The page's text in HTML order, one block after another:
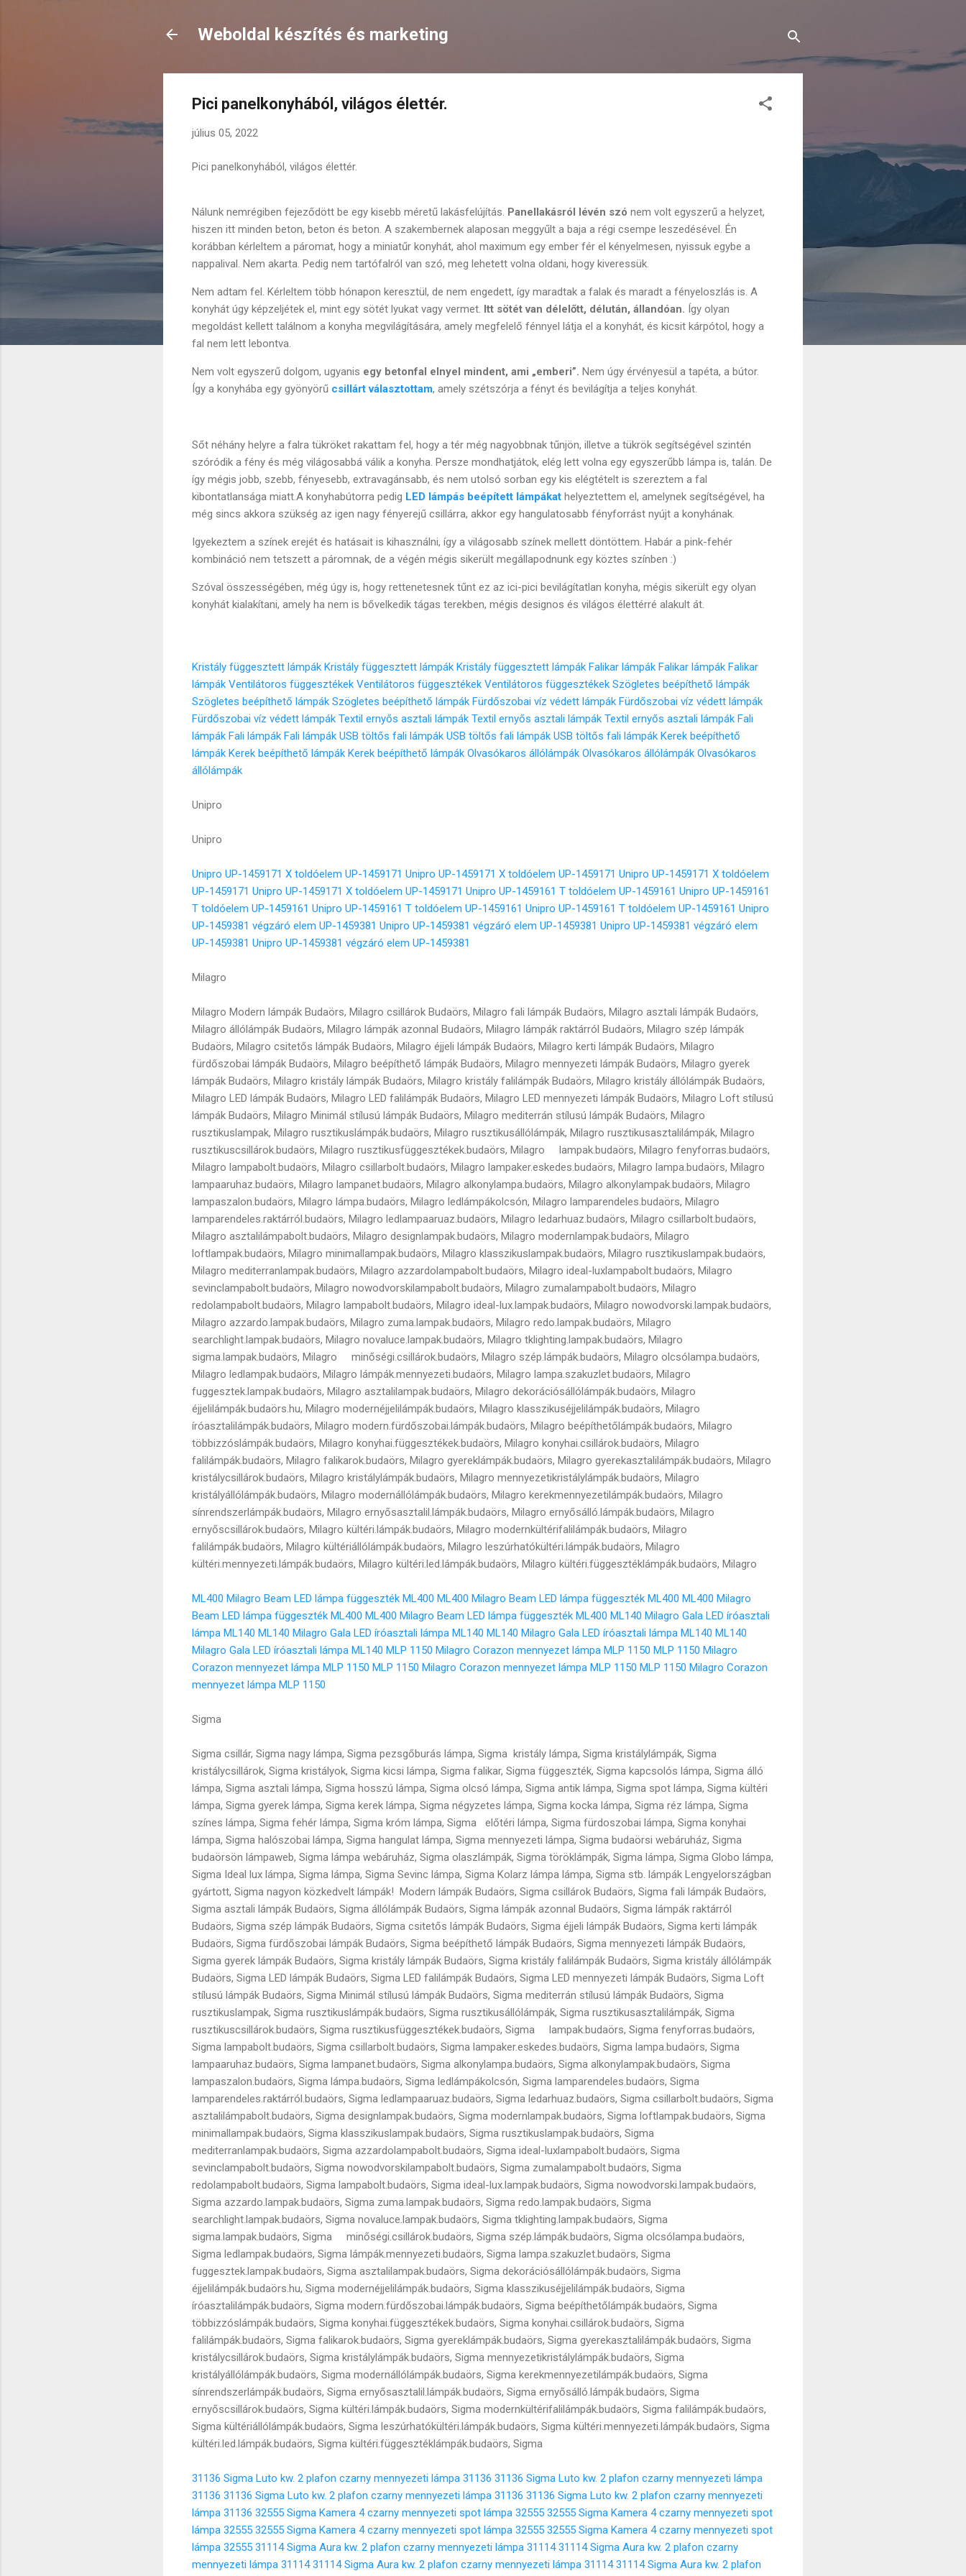
Weboldal készítés és marketing
Pici panelkonyhából, világos élettér.
július 05, 2022
Pici panelkonyhából, világos élettér.
Nálunk nemrégiben fejeződött be egy kisebb méretű lakásfelújítás. Panellakásról lévén szó nem volt egyszerű a helyzet,
hiszen itt minden beton, beton és beton. A szakembernek alaposan meggyűlt a baja a régi csempe leszedésével. Én
korábban kérleltem a páromat, hogy a miniatűr konyhát, ahol maximum egy ember fér el kényelmesen, nyissuk egybe a
nappalival. Nem akarta. Pedig nem tartófalról van szó, meg lehetett volna oldani, hogy kiveressük.
Nem adtam fel. Kérleltem több hónapon keresztül, de nem engedett, így maradtak a falak és maradt a fényeloszlás is. A
konyhát úgy képzeljétek el, mint egy sötét lyukat vagy vermet. Itt sötét van délelőtt, délután, állandóan. Így olyan
megoldást kellett találnom a konyha megvilágítására, amely megfelelő fénnyel látja el a konyhát, és kicsit kárpótol, hogy a
fal nem lett lebontva.
Nem volt egyszerű dolgom, ugyanis egy betonfal elnyel mindent, ami „emberi”. Nem úgy érvényesül a tapéta, a bútor.
Így a konyhába egy gyönyörű csillárt választottam, amely szétszórja a fényt és bevilágítja a teljes konyhát.
Sőt néhány helyre a falra tükröket rakattam fel, hogy a tér még nagyobbnak tűnjön, illetve a tükrök segítségével szintén
szóródik a fény és még világosabbá válik a konyha. Persze mondhatjátok, elég lett volna egy egyszerűbb lámpa is, talán. De
így mégis jobb, szebb, fényesebb, extravagánsabb, és nem utolsó sorban egy kis elégtételt is szereztem a fal
kibontatlansága miatt.A konyhabútorra pedig LED lámpás beépített lámpákat helyeztettem el, amelynek segítségével, ha
még sincs akkora szükség az igen nagy fényerejű csillárra, akkor egy hangulatosabb fényforrást nyújt a konyhának.
Igyekeztem a színek erejét és hatásait is kihasználni, így a világosabb színek mellett döntöttem. Habár a pink-fehér
kombináció nem tetszett a páromnak, de a végén mégis sikerült megállapodnunk egy köztes színben :)
Szóval összességében, még úgy is, hogy rettenetesnek tűnt ez az ici-pici bevilágítatlan konyha, mégis sikerült egy olyan
konyhát kialakítani, amely ha nem is bővelkedik tágas terekben, mégis designos és világos élettérré alakult át.
Kristály függesztett lámpák Kristály függesztett lámpák Kristály függesztett lámpák Falikar lámpák Falikar lámpák Falikar
lámpák Ventilátoros függesztékek Ventilátoros függesztékek Ventilátoros függesztékek Szögletes beépíthető lámpák
Szögletes beépíthető lámpák Szögletes beépíthető lámpák Fürdőszobai víz védett lámpák Fürdőszobai víz védett lámpák
Fürdőszobai víz védett lámpák Textil ernyős asztali lámpák Textil ernyős asztali lámpák Textil ernyős asztali lámpák Fali
lámpák Fali lámpák Fali lámpák USB töltős fali lámpák USB töltős fali lámpák USB töltős fali lámpák Kerek beépíthető
lámpák Kerek beépíthető lámpák Kerek beépíthető lámpák Olvasókaros állólámpák Olvasókaros állólámpák Olvasókaros
állólámpák
Unipro
Unipro
Unipro UP-1459171 X toldóelem UP-1459171 Unipro UP-1459171 X toldóelem UP-1459171 Unipro UP-1459171 X toldóelem
UP-1459171 Unipro UP-1459171 X toldóelem UP-1459171 Unipro UP-1459161 T toldóelem UP-1459161 Unipro UP-1459161
T toldóelem UP-1459161 Unipro UP-1459161 T toldóelem UP-1459161 Unipro UP-1459161 T toldóelem UP-1459161 Unipro
UP-1459381 végzáró elem UP-1459381 Unipro UP-1459381 végzáró elem UP-1459381 Unipro UP-1459381 végzáró elem
UP-1459381 Unipro UP-1459381 végzáró elem UP-1459381
Milagro
Milagro Modern lámpák Budaörs, Milagro csillárok Budaörs, Milagro fali lámpák Budaörs, Milagro asztali lámpák Budaörs,
Milagro állólámpák Budaörs, Milagro lámpák azonnal Budaörs, Milagro lámpák raktárról Budaörs, Milagro szép lámpák
Budaörs, Milagro csitetős lámpák Budaörs, Milagro éjjeli lámpák Budaörs, Milagro kerti lámpák Budaörs, Milagro
fürdőszobai lámpák Budaörs, Milagro beépíthető lámpák Budaörs, Milagro mennyezeti lámpák Budaörs, Milagro gyerek
lámpák Budaörs, Milagro kristály lámpák Budaörs, Milagro kristály falilámpák Budaörs, Milagro kristály állólámpák Budaörs,
Milagro LED lámpák Budaörs, Milagro LED falilámpák Budaörs, Milagro LED mennyezeti lámpák Budaörs, Milagro Loft stílusú
lámpák Budaörs, Milagro Minimál stílusú lámpák Budaörs, Milagro mediterrán stílusú lámpák Budaörs, Milagro
rusztikuslampak, Milagro rusztikuslámpák.budaörs, Milagro rusztikusállólámpák, Milagro rusztikusasztalilámpák, Milagro
rusztikuscsillárok.budaörs, Milagro rusztikusfüggesztékek.budaörs, Milagro lampak.budaörs, Milagro fenyforras.budaörs,
Milagro lampabolt.budaörs, Milagro csillarbolt.budaörs, Milagro lampaker.eskedes.budaörs, Milagro lampa.budaörs, Milagro
lampaaruhaz.budaörs, Milagro lampanet.budaörs, Milagro alkonylampa.budaörs, Milagro alkonylampak.budaörs, Milagro
lampaszalon.budaörs, Milagro lámpa.budaörs, Milagro ledlámpákolcsón, Milagro lamparendeles.budaörs, Milagro
lamparendeles.raktárról.budaörs, Milagro ledlampaaruaz.budaörs, Milagro ledarhuaz.budaörs, Milagro csillarbolt.budaörs,
Milagro asztalilámpabolt.budaörs, Milagro designlampak.budaörs, Milagro modernlampak.budaörs, Milagro
loftlampak.budaörs, Milagro minimallampak.budaörs, Milagro klasszikuslampak.budaörs, Milagro rusztikuslampak.budaörs,
Milagro mediterranlampak.budaörs, Milagro azzardolampabolt.budaörs, Milagro ideal-luxlampabolt.budaörs, Milagro
sevinclampabolt.budaörs, Milagro nowodvorskilampabolt.budaörs, Milagro zumalampabolt.budaörs, Milagro
redolampabolt.budaörs, Milagro lampabolt.budaörs, Milagro ideal-lux.lampak.budaörs, Milagro nowodvorski.lampak.budaörs,
Milagro azzardo.lampak.budaörs, Milagro zuma.lampak.budaörs, Milagro redo.lampak.budaörs, Milagro
searchlight.lampak.budaörs, Milagro novaluce.lampak.budaörs, Milagro tklighting.lampak.budaörs, Milagro
sigma.lampak.budaörs, Milagro minőségi.csillárok.budaörs, Milagro szép.lámpák.budaörs, Milagro olcsólampa.budaörs,
Milagro ledlampak.budaörs, Milagro lámpák.mennyezeti.budaörs, Milagro lampa.szakuzlet.budaörs, Milagro
fuggesztek.lampak.budaörs, Milagro asztalilampak.budaörs, Milagro dekorációsállólámpák.budaörs, Milagro
éjjelilámpák.budaörs.hu, Milagro modernéjjelilámpák.budaörs, Milagro klasszikuséjjelilámpák.budaörs, Milagro
íróasztalilámpák.budaörs, Milagro modern.fürdőszobai.lámpák.budaörs, Milagro beépíthetőlámpák.budaörs, Milagro
többizzóslámpák.budaörs, Milagro konyhai.függesztékek.budaörs, Milagro konyhai.csillárok.budaörs, Milagro
falilámpák.budaörs, Milagro falikarok.budaörs, Milagro gyereklámpák.budaörs, Milagro gyerekasztalilámpák.budaörs, Milagro
kristálycsillárok.budaörs, Milagro kristálylámpák.budaörs, Milagro mennyezetikristálylámpák.budaörs, Milagro
kristályállólámpák.budaörs, Milagro modernállólámpák.budaörs, Milagro kerekmennyezetilámpák.budaörs, Milagro
sínrendszerlámpák.budaörs, Milagro ernyősasztalil.lámpák.budaörs, Milagro ernyősálló.lámpák.budaörs, Milagro
ernyőscsillárok.budaörs, Milagro kültéri.lámpák.budaörs, Milagro modernkültérifalilámpák.budaörs, Milagro
falilámpák.budaörs, Milagro kültériállólámpák.budaörs, Milagro leszúrhatókültéri.lámpák.budaörs, Milagro
kültéri.mennyezeti.lámpák.budaörs, Milagro kültéri.led.lámpák.budaörs, Milagro kültéri.függesztéklámpák.budaörs, Milagro
ML400 Milagro Beam LED lámpa függeszték ML400 ML400 Milagro Beam LED lámpa függeszték ML400 ML400 Milagro
Beam LED lámpa függeszték ML400 ML400 Milagro Beam LED lámpa függeszték ML400 ML140 Milagro Gala LED íróasztali
lámpa ML140 ML140 Milagro Gala LED íróasztali lámpa ML140 ML140 Milagro Gala LED íróasztali lámpa ML140 ML140
Milagro Gala LED íróasztali lámpa ML140 MLP 1150 Milagro Corazon mennyezet lámpa MLP 1150 MLP 1150 Milagro
Corazon mennyezet lámpa MLP 1150 MLP 1150 Milagro Corazon mennyezet lámpa MLP 1150 MLP 1150 Milagro Corazon
mennyezet lámpa MLP 1150
Sigma
Sigma csillár, Sigma nagy lámpa, Sigma pezsgőburás lámpa, Sigma kristály lámpa, Sigma kristálylámpák, Sigma
kristálycsillárok, Sigma kristályok, Sigma kicsi lámpa, Sigma falikar, Sigma függeszték, Sigma kapcsolós lámpa, Sigma álló
lámpa, Sigma asztali lámpa, Sigma hosszú lámpa, Sigma olcsó lámpa, Sigma antik lámpa, Sigma spot lámpa, Sigma kültéri
lámpa, Sigma gyerek lámpa, Sigma kerek lámpa, Sigma négyzetes lámpa, Sigma kocka lámpa, Sigma réz lámpa, Sigma
színes lámpa, Sigma fehér lámpa, Sigma króm lámpa, Sigma előtéri lámpa, Sigma fürdoszobai lámpa, Sigma konyhai
lámpa, Sigma halószobai lámpa, Sigma hangulat lámpa, Sigma mennyezeti lámpa, Sigma budaörsi webáruház, Sigma
budaörsön lámpaweb, Sigma lámpa webáruház, Sigma olaszlámpák, Sigma töröklámpák, Sigma lámpa, Sigma Globo lámpa,
Sigma Ideal lux lámpa, Sigma lámpa, Sigma Sevinc lámpa, Sigma Kolarz lámpa lámpa, Sigma stb. lámpák Lengyelországban
gyártott, Sigma nagyon közkedvelt lámpák! Modern lámpák Budaörs, Sigma csillárok Budaörs, Sigma fali lámpák Budaörs,
Sigma asztali lámpák Budaörs, Sigma állólámpák Budaörs, Sigma lámpák azonnal Budaörs, Sigma lámpák raktárról
Budaörs, Sigma szép lámpák Budaörs, Sigma csitetős lámpák Budaörs, Sigma éjjeli lámpák Budaörs, Sigma kerti lámpák
Budaörs, Sigma fürdőszobai lámpák Budaörs, Sigma beépíthető lámpák Budaörs, Sigma mennyezeti lámpák Budaörs,
Sigma gyerek lámpák Budaörs, Sigma kristály lámpák Budaörs, Sigma kristály falilámpák Budaörs, Sigma kristály állólámpák
Budaörs, Sigma LED lámpák Budaörs, Sigma LED falilámpák Budaörs, Sigma LED mennyezeti lámpák Budaörs, Sigma Loft
stílusú lámpák Budaörs, Sigma Minimál stílusú lámpák Budaörs, Sigma mediterrán stílusú lámpák Budaörs, Sigma
rusztikuslampak, Sigma rusztikuslámpák.budaörs, Sigma rusztikusállólámpák, Sigma rusztikusasztalilámpák, Sigma
rusztikuscsillárok.budaörs, Sigma rusztikusfüggesztékek.budaörs, Sigma lampak.budaörs, Sigma fenyforras.budaörs,
Sigma lampabolt.budaörs, Sigma csillarbolt.budaörs, Sigma lampaker.eskedes.budaörs, Sigma lampa.budaörs, Sigma
lampaaruhaz.budaörs, Sigma lampanet.budaörs, Sigma alkonylampa.budaörs, Sigma alkonylampak.budaörs, Sigma
lampaszalon.budaörs, Sigma lámpa.budaörs, Sigma ledlámpákolcsón, Sigma lamparendeles.budaörs, Sigma
lamparendeles.raktárról.budaörs, Sigma ledlampaaruaz.budaörs, Sigma ledarhuaz.budaörs, Sigma csillarbolt.budaörs, Sigma
asztalilámpabolt.budaörs, Sigma designlampak.budaörs, Sigma modernlampak.budaörs, Sigma loftlampak.budaörs, Sigma
minimallampak.budaörs, Sigma klasszikuslampak.budaörs, Sigma rusztikuslampak.budaörs, Sigma
mediterranlampak.budaörs, Sigma azzardolampabolt.budaörs, Sigma ideal-luxlampabolt.budaörs, Sigma
sevinclampabolt.budaörs, Sigma nowodvorskilampabolt.budaörs, Sigma zumalampabolt.budaörs, Sigma
redolampabolt.budaörs, Sigma lampabolt.budaörs, Sigma ideal-lux.lampak.budaörs, Sigma nowodvorski.lampak.budaörs,
Sigma azzardo.lampak.budaörs, Sigma zuma.lampak.budaörs, Sigma redo.lampak.budaörs, Sigma
searchlight.lampak.budaörs, Sigma novaluce.lampak.budaörs, Sigma tklighting.lampak.budaörs, Sigma
sigma.lampak.budaörs, Sigma minőségi.csillárok.budaörs, Sigma szép.lámpák.budaörs, Sigma olcsólampa.budaörs,
Sigma ledlampak.budaörs, Sigma lámpák.mennyezeti.budaörs, Sigma lampa.szakuzlet.budaörs, Sigma
fuggesztek.lampak.budaörs, Sigma asztalilampak.budaörs, Sigma dekorációsállólámpák.budaörs, Sigma
éjjelilámpák.budaörs.hu, Sigma modernéjjelilámpák.budaörs, Sigma klasszikuséjjelilámpák.budaörs, Sigma
íróasztalilámpák.budaörs, Sigma modern.fürdőszobai.lámpák.budaörs, Sigma beépíthetőlámpák.budaörs, Sigma
többizzóslámpák.budaörs, Sigma konyhai.függesztékek.budaörs, Sigma konyhai.csillárok.budaörs, Sigma
falilámpák.budaörs, Sigma falikarok.budaörs, Sigma gyereklámpák.budaörs, Sigma gyerekasztalilámpák.budaörs, Sigma
kristálycsillárok.budaörs, Sigma kristálylámpák.budaörs, Sigma mennyezetikristálylámpák.budaörs, Sigma
kristályállólámpák.budaörs, Sigma modernállólámpák.budaörs, Sigma kerekmennyezetilámpák.budaörs, Sigma
sínrendszerlámpák.budaörs, Sigma ernyősasztalil.lámpák.budaörs, Sigma ernyősálló.lámpák.budaörs, Sigma
ernyőscsillárok.budaörs, Sigma kültéri.lámpák.budaörs, Sigma modernkültérifalilámpák.budaörs, Sigma falilámpák.budaörs,
Sigma kültériállólámpák.budaörs, Sigma leszúrhatókültéri.lámpák.budaörs, Sigma kültéri.mennyezeti.lámpák.budaörs, Sigma
kültéri.led.lámpák.budaörs, Sigma kültéri.függesztéklámpák.budaörs, Sigma
31136 Sigma Luto kw. 2 plafon czarny mennyezeti lámpa 31136 31136 Sigma Luto kw. 2 plafon czarny mennyezeti lámpa
31136 31136 Sigma Luto kw. 2 plafon czarny mennyezeti lámpa 31136 31136 Sigma Luto kw. 2 plafon czarny mennyezeti
lámpa 31136 32555 Sigma Kamera 4 czarny mennyezeti spot lámpa 32555 32555 Sigma Kamera 4 czarny mennyezeti spot
lámpa 32555 32555 Sigma Kamera 4 czarny mennyezeti spot lámpa 32555 32555 Sigma Kamera 4 czarny mennyezeti spot
lámpa 32555 31114 Sigma Aura kw. 2 plafon czarny mennyezeti lámpa 31114 31114 Sigma Aura kw. 2 plafon czarny
mennyezeti lámpa 31114 31114 Sigma Aura kw. 2 plafon czarny mennyezeti lámpa 31114 31114 Sigma Aura kw. 2 plafon